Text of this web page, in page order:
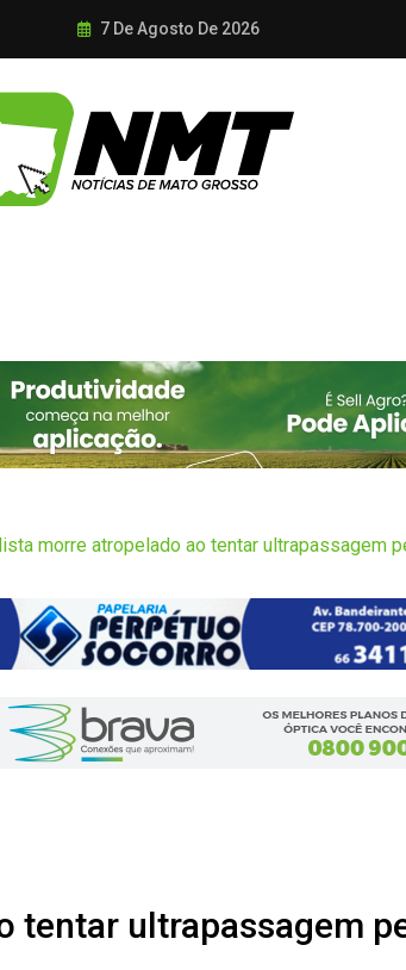
7 De Agosto De 2026
morre atropelado ao tentar ultrapassagem
tentar ultrapassagem